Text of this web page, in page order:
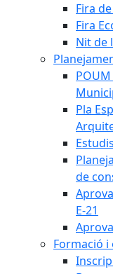
Fira
Fira
Nit de
Pla
de
E-21
Formació i